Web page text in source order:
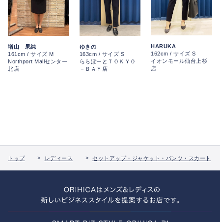
増山 果純
161cm / サイズ M
Northport Mallセンター
北店
ゆきの
163cm / サイズ S
ららぽーとＴＯＫＹＯ
－ＢＡＹ店
HARUKA
162cm / サイズ S
イオンモール仙台上杉
店
トップ レディース セットアップ・ジャケット・パンツ・スカート